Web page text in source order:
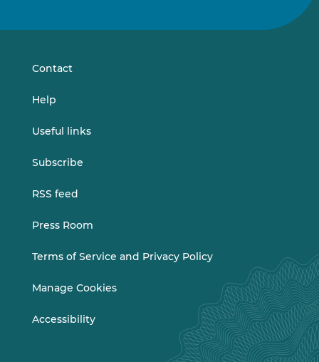
onon
Contact
Help
Useful links
Subscribe
RSS feed
Press Room
Terms of Service and Privacy Policy
Manage Cookies
Accessibility